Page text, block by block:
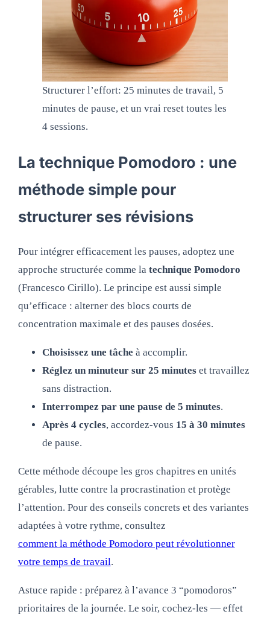
Structurer l’effort: 25 minutes de travail, 5
minutes de pause, et un vrai reset toutes les
4 sessions.
La technique Pomodoro : une
méthode simple pour
structurer ses révisions
Pour intégrer efficacement les pauses, adoptez une
approche structurée comme la technique Pomodoro
(Francesco Cirillo). Le principe est aussi simple
qu’efficace : alterner des blocs courts de
concentration maximale et des pauses dosées.
Choisissez une tâche à accomplir.
Réglez un minuteur sur 25 minuteset travaillez
sans distraction.
Interrompez par une pause de 5 minutes.
Après 4 cycles, accordez-vous 15 à 30 minutes
de pause.
Cette méthode découpe les gros chapitres en unités
gérables, lutte contre la procrastination et protège
l’attention. Pour des conseils concrets et des variantes
adaptées à votre rythme, consultez
comment la méthode Pomodoro peut révolutionner
votre temps de travail.
Astuce rapide : préparez à l’avance 3 “pomodoros”
prioritaires de la journée. Le soir, cochez-les — effet